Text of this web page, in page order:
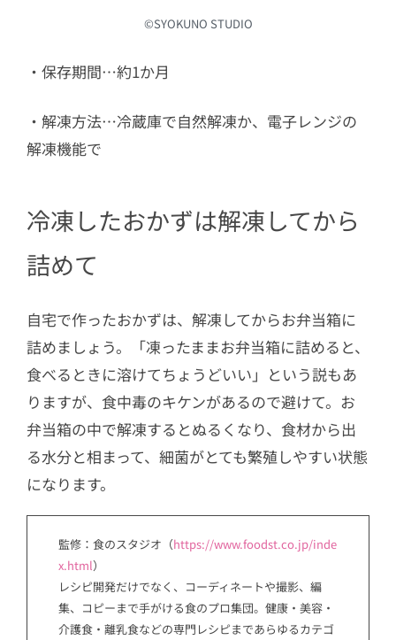
©︎SYOKUNO STUDIO
・保存期間…約1か月
・解凍方法…冷蔵庫で自然解凍か、電子レンジの
解凍機能で
冷凍したおかずは解凍してから
詰めて
自宅で作ったおかずは、解凍してからお弁当箱に
詰めましょう。「凍ったままお弁当箱に詰めると、
食べるときに溶けてちょうどいい」という説もあ
りますが、食中毒のキケンがあるので避けて。お
弁当箱の中で解凍するとぬるくなり、食材から出
る水分と相まって、細菌がとても繁殖しやすい状態
になります。
監修：食のスタジオ（https://www.foodst.co.jp/inde
x.html）
レシピ開発だけでなく、コーディネートや撮影、編
集、コピーまで手がける食のプロ集団。健康・美容・
介護食・離乳食などの専門レシピまであらゆるカテゴ